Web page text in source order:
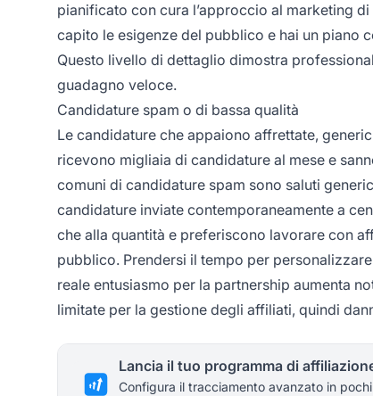
pianificato con cura l’approccio al marketing
capito le esigenze del pubblico e hai un piano
Questo livello di dettaglio dimostra
guadagno veloce.
Candidature spam o di bassa qualità
Le candidature che appaiono affrettate,
ricevono migliaia di candidature al mese e
comuni di candidature spam sono saluti
candidature inviate contemporaneamente a
che alla quantità e preferiscono lavorare con
pubblico. Prendersi il tempo per
reale entusiasmo per la partnership aumenta
limitate per la gestione degli affiliati, quindi
Lancia il tuo programma di
Configura il tracciamento avanzato in